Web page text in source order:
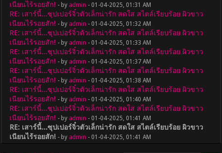
เนียนไร้รอยสัก! - by admin - 01-04-2025, 01:31 AM
RE: เสาร์นี้...ซุปเปอร์จิ๋วตัวเล็กน่ารัก สดใส สไตล์เรียบร้อย ผิวขาว
เนียนไร้รอยสัก! - by admin - 01-04-2025, 01:32 AM
RE: เสาร์นี้...ซุปเปอร์จิ๋วตัวเล็กน่ารัก สดใส สไตล์เรียบร้อย ผิวขาว
เนียนไร้รอยสัก! - by admin - 01-04-2025, 01:33 AM
RE: เสาร์นี้...ซุปเปอร์จิ๋วตัวเล็กน่ารัก สดใส สไตล์เรียบร้อย ผิวขาว
เนียนไร้รอยสัก! - by admin - 01-04-2025, 01:37 AM
RE: เสาร์นี้...ซุปเปอร์จิ๋วตัวเล็กน่ารัก สดใส สไตล์เรียบร้อย ผิวขาว
เนียนไร้รอยสัก! - by admin - 01-04-2025, 01:38 AM
RE: เสาร์นี้...ซุปเปอร์จิ๋วตัวเล็กน่ารัก สดใส สไตล์เรียบร้อย ผิวขาว
เนียนไร้รอยสัก! - by admin - 01-04-2025, 01:40 AM
RE: เสาร์นี้...ซุปเปอร์จิ๋วตัวเล็กน่ารัก สดใส สไตล์เรียบร้อย ผิวขาว
เนียนไร้รอยสัก! - by admin - 01-04-2025, 01:41 AM
RE: เสาร์นี้...ซุปเปอร์จิ๋วตัวเล็กน่ารัก สดใส สไตล์เรียบร้อย ผิวขาว
เนียนไร้รอยสัก! - by admin - 01-04-2025, 01:41 AM